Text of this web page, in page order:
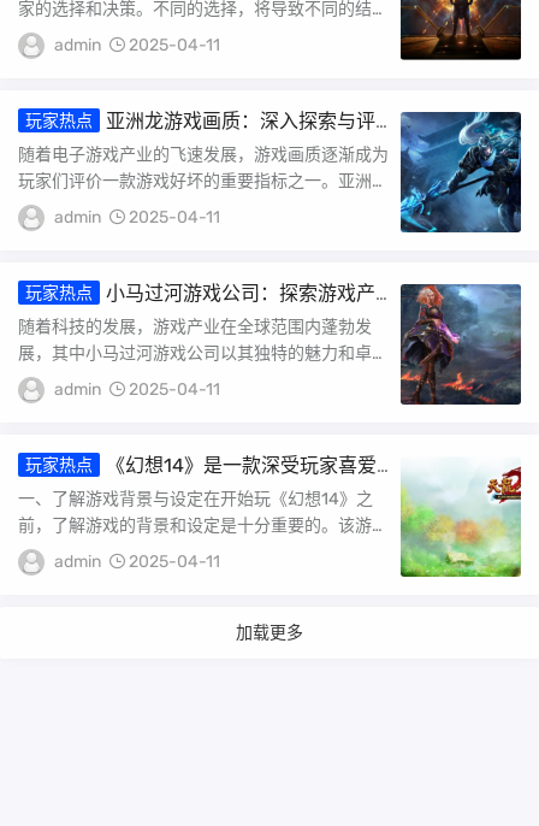
不断前行。那么，这款游戏的结局究竟如何
呢？接下来，我们将为您详细解析。
家的选择和决策。不同的选择，将导致不同的结
局。然而，无论如何，游戏的结局总是充满了紧张
与惊险...
admin 2025-04-11
玩家热点
亚洲龙游戏画质：深入探索与评
价
随着电子游戏产业的飞速发展，游戏画质逐渐成为
玩家们评价一款游戏好坏的重要指标之一。亚洲龙
作为一款备受关注的游戏，其画质表现自然也成为
了玩...
admin 2025-04-11
玩家热点
小马过河游戏公司：探索游戏产
业的璀璨明珠
随着科技的发展，游戏产业在全球范围内蓬勃发
展，其中小马过河游戏公司以其独特的魅力和卓越
的表现，成为了业内的璀璨明珠。本文将从小马过
河游戏...
admin 2025-04-11
玩家热点
《幻想14》是一款深受玩家喜爱
的MMORPG游戏，其丰富的游戏世界、独特
的职业设定和深入的游戏玩法都为玩家带来
了极佳的游戏体验。下面，我将为大家详细
介绍如何玩好《幻想14》这款游戏。
一、了解游戏背景与设定在开始玩《幻想14》之
前，了解游戏的背景和设定是十分重要的。该游戏
设定在一个充满神秘与史诗般的世界里，拥有各种
各样...
admin 2025-04-11
加载更多